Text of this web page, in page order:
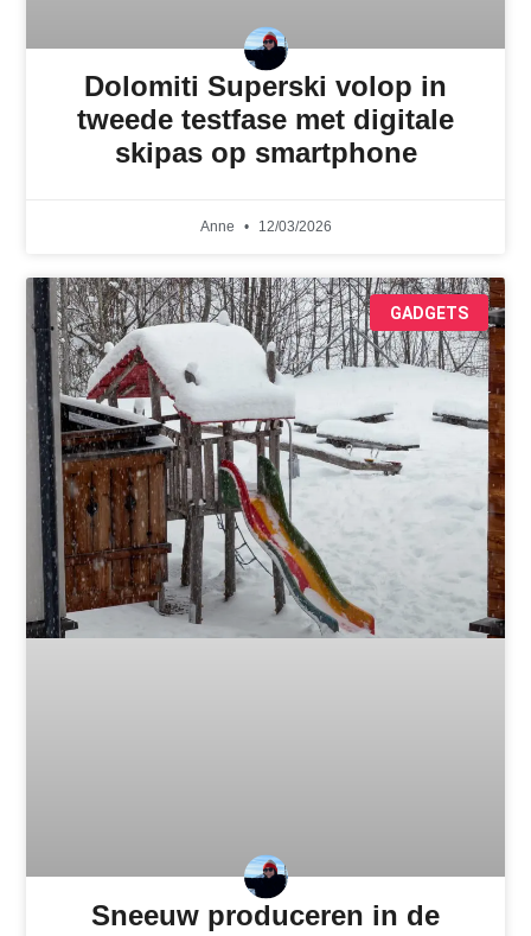
Dolomiti Superski volop in
tweede testfase met digitale
skipas op smartphone
Anne 12/03/2026
GADGETS
Sneeuw produceren in de